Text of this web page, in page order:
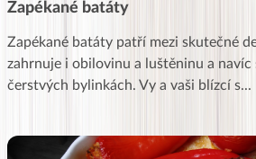
Zapékané batáty
Zapékané batáty patří mezi skutečné
zahrnuje i obilovinu a luštěninu a navíc
čerstvých bylinkách. Vy a vaši blízcí s...